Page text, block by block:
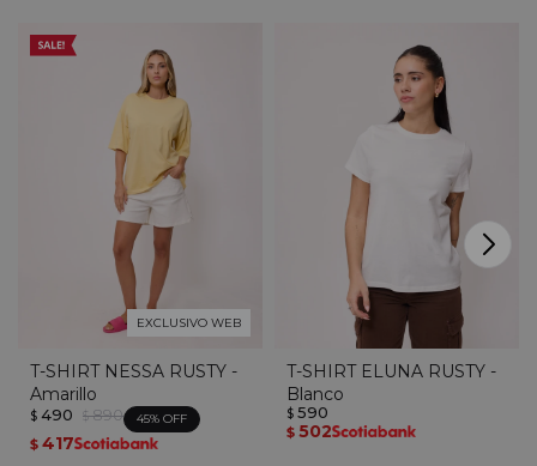
EXCLUSIVO WEB
T-SHIRT NESSA RUSTY -
Amarillo
$ 490 $ 890 45
$ 417
T-SHIRT ELUNA RUSTY -
Blanco
$ 590
$ 502